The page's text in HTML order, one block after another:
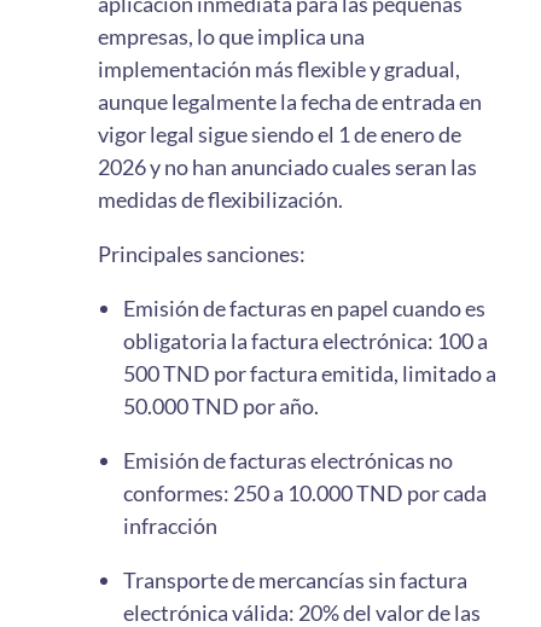
empresas, lo que implica una
implementación más flexible y gradual,
aunque legalmente la fecha de entrada en
vigor legal sigue siendo el 1 de enero de
2026 y no han anunciado cuales seran las
medidas de flexibilización.
Principales sanciones:
Emisión de facturas en papel cuando es
obligatoria la factura electrónica: 100 a
500 TND por factura emitida, limitado a
50.000 TND por año.
Emisión de facturas electrónicas no
conformes: 250 a 10.000 TND por cada
infracción
Transporte de mercancías sin factura
electrónica válida: 20% del valor de las